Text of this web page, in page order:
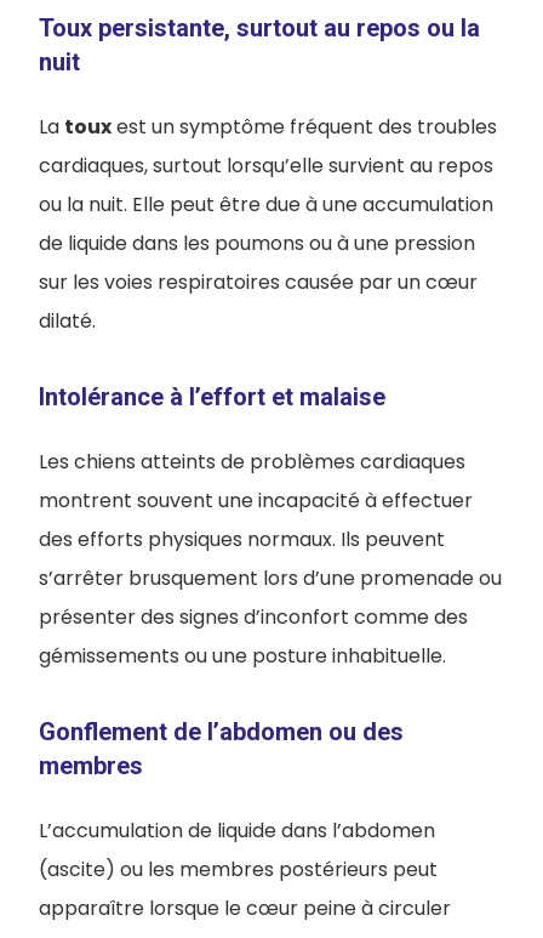
Toux persistante, surtout au repos ou la
nuit
La touxest un symptôme fréquent des troubles
cardiaques, surtout lorsqu’elle survient au repos
ou la nuit. Elle peut être due à une accumulation
de liquide dans les poumons ou à une pression
sur les voies respiratoires causée par un cœur
dilaté.
Intolérance à l’effort et malaise
Les chiens atteints de problèmes cardiaques
montrent souvent une incapacité à effectuer
des efforts physiques normaux. Ils peuvent
s’arrêter brusquement lors d’une promenade ou
présenter des signes d’inconfort comme des
gémissements ou une posture inhabituelle.
Gonflement de l’abdomen ou des
membres
L’accumulation de liquide dans l’abdomen
(ascite) ou les membres postérieurs peut
apparaître lorsque le cœur peine à circuler